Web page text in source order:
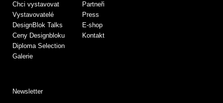
Chci vystavovat
Vystavovatelé
DesignBlok Talks
Ceny Designbloku
Diploma Selection
Galerie
Partneři
Press
E-shop
Kontakt
Newsletter